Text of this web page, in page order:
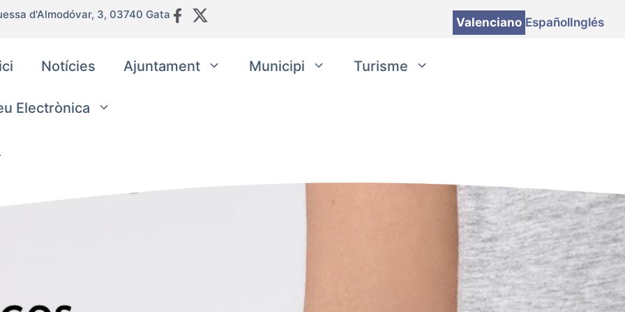
d'Almodóvar, 3, 03740 Gata
Valenciano EspañolInglés
Notícies Ajuntament Municipi Turisme
Electrònica